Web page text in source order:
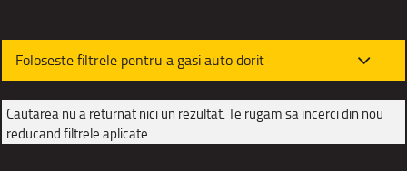
Foloseste filtrele pentru a gasi auto dorit
Cautarea nu a returnat nici un rezultat. Te rugam sa incerci din nou
reducand filtrele aplicate.